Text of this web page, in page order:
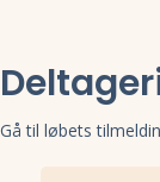
Gå til løbets